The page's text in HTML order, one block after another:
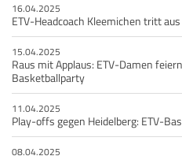
16.04.2025
ETV-Headcoach Kleemichen tritt
15.04.2025
Raus mit Applaus: ETV-Damen
Basketballparty
11.04.2025
Play-offs gegen Heidelberg: ETV-
08.04.2025